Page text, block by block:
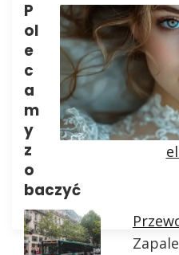
P
ol
e
c
a
m
y
z
o
baczyć